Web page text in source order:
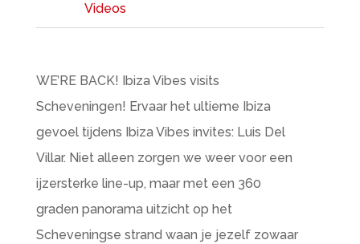
Videos
WE’RE BACK! Ibiza Vibes visits
Scheveningen! Ervaar het ultieme Ibiza
gevoel tijdens Ibiza Vibes invites: Luis Del
Villar. Niet alleen zorgen we weer voor een
ijzersterke line-up, maar met een 360
graden panorama uitzicht op het
Scheveningse strand waan je jezelf zowaar